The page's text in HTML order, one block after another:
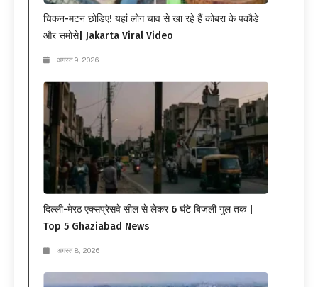
चिकन-मटन छोड़िए! यहां लोग चाव से खा रहे हैं कोबरा के पकौड़े
और समोसे| Jakarta Viral Video
अगस्त 9, 2026
दिल्ली-मेरठ एक्सप्रेसवे सील से लेकर 6 घंटे बिजली गुल तक |
Top 5 Ghaziabad News
अगस्त 8, 2026